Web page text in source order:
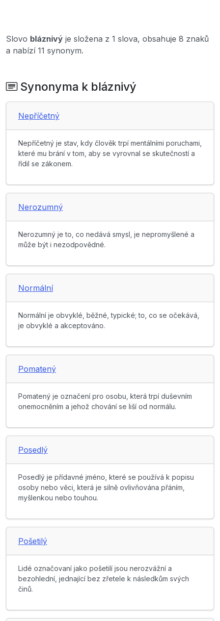
Slovo bláznivý je složena z 1 slova, obsahuje 8 znaků
a nabízí 11 synonym.
Synonyma k bláznivý
Nepříčetný
Nepříčetný je stav, kdy člověk trpí mentálními poruchami,
které mu brání v tom, aby se vyrovnal se skutečností a
řídil se zákonem.
Nerozumný
Nerozumný je to, co nedává smysl, je nepromyšlené a
může být i nezodpovědné.
Normální
Normální je obvyklé, běžné, typické; to, co se očekává,
je obvyklé a akceptováno.
Pomatený
Pomatený je označení pro osobu, která trpí duševním
onemocněním a jehož chování se liší od normálu.
Posedlý
Posedlý je přídavné jméno, které se používá k popisu
osoby nebo věci, která je silně ovlivňována přáním,
myšlenkou nebo touhou.
Pošetilý
Lidé označovaní jako pošetilí jsou nerozvážní a
bezohlední, jednající bez zřetele k následkům svých
činů.